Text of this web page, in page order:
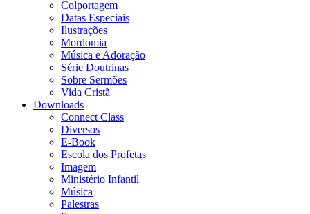
Colportagem
Datas Especiais
Ilustrações
Mordomia
Música e Adoração
Série Doutrinas
Sobre Sermões
Vida Cristã
Downloads
Connect Class
Diversos
E-Book
Escola dos Profetas
Imagem
Ministério Infantil
Música
Palestras